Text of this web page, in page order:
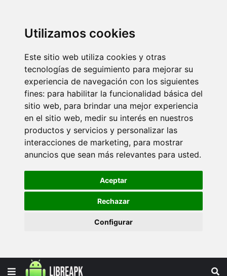
Utilizamos cookies
Este sitio web utiliza cookies y otras
tecnologías de seguimiento para mejorar su
experiencia de navegación con los siguientes
fines: para habilitar la funcionalidad básica del
sitio web, para brindar una mejor experiencia
en el sitio web, medir su interés en nuestros
productos y servicios y personalizar las
interacciones de marketing, para mostrar
anuncios que sean más relevantes para usted.
Aceptar
Rechazar
Configurar